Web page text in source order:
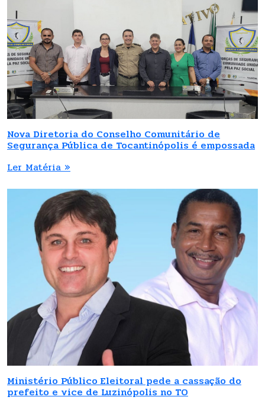
Nova Diretoria do Conselho Comunitário de
Segurança Pública de Tocantinópolis é empossada
Ler Matéria »
Ministério Público Eleitoral pede a cassação do
prefeito e vice de Luzinópolis no TO